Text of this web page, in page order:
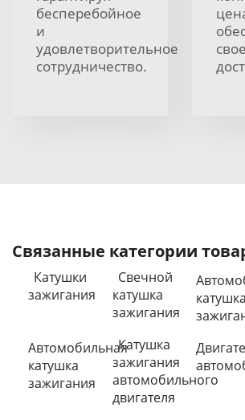
бесперебойное
и
удовлетворительное
сотрудничество.
Связанные категории
Катушки
зажигания
Свечной
катушка
зажигания
катушка
Автомобильная
катушка
зажигания
Катушка
зажигания
автомобильного
двигателя